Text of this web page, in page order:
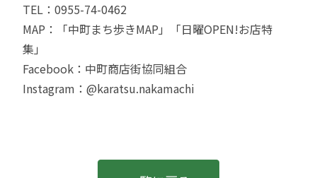
TEL：0955-74-0462
MAP：
「中町まち歩きMAP」
「日曜OPEN!お店特
集」
Facebook： 中町商店街協同組合
Instagram： @karatsu.nakamachi